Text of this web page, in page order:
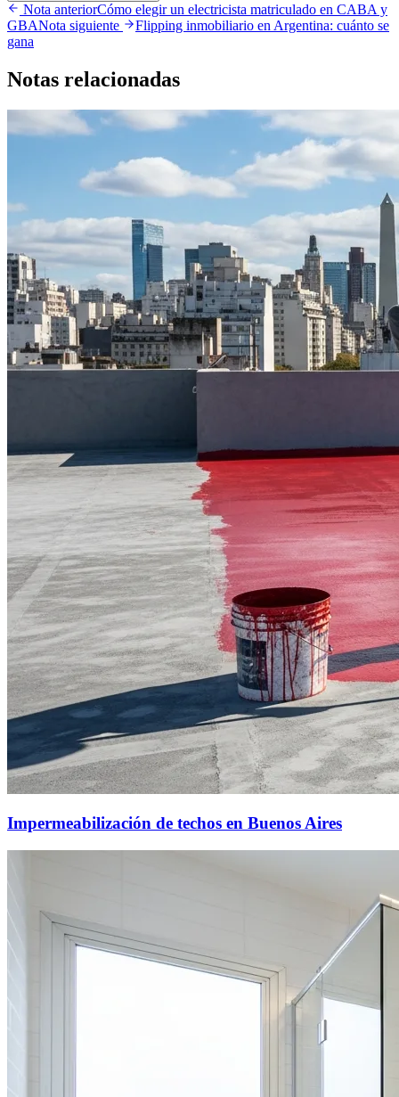
Nota anteriorCómo elegir un electricista matriculado en CABA y
GBANota siguiente
Flipping inmobiliario en Argentina: cuánto se
gana
Notas relacionadas
Impermeabilización de techos en Buenos Aires